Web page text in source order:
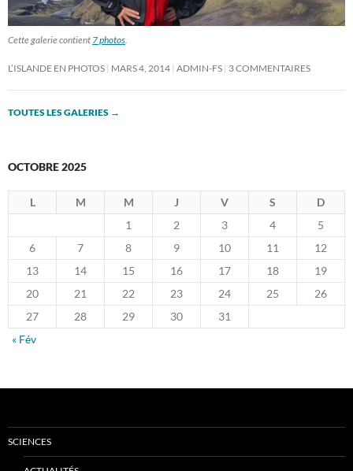
Cette galerie contient 7 photos.
L’ISLANDE EN PHOTOS MARS 4, 2014 ADMIN-FS 3 COMMENTAIRES
TOUTES LES GALERIES →
OCTOBRE 2025
L M M J V S
D
1
2 3 4
5
6
7 8 9 10 11
12
13
14 15 16 17 18
19
20
21 22 23 24 25
26
27
28 29 30
31
« Fév
SCIENCES